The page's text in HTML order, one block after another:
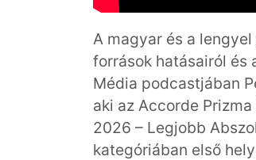
A magyar és a
források hatásairól és
Média podcastjában
aki az Accorde
2026 – Legjobb
kategóriában első